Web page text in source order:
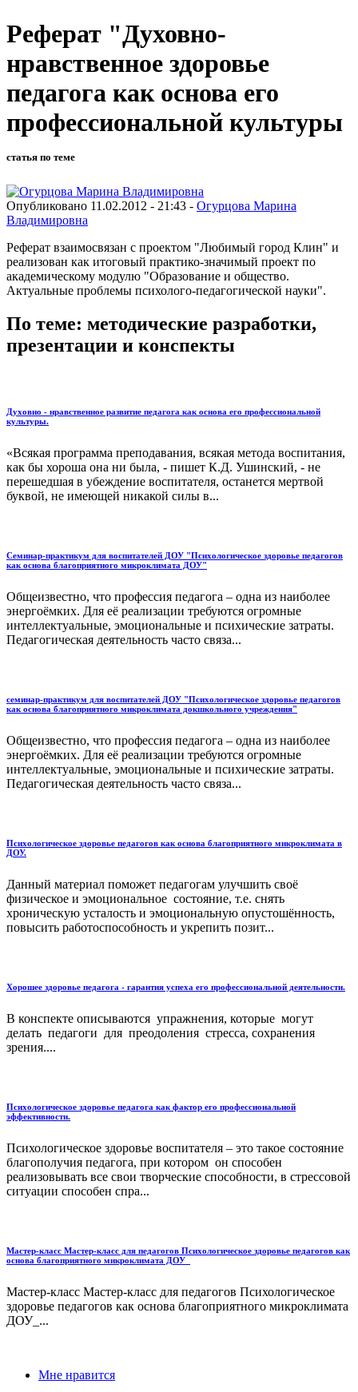
Реферат "Духовно-
нравственное здоровье
педагога как основа его
профессиональной культуры
статья по теме
Опубликовано 11.02.2012 - 21:43 - Огурцова Марина
Владимировна
Реферат взаимосвязан с проектом "Любимый город Клин" и
реализован как итоговый практико-значимый проект по
академическому модулю "Образование и общество.
Актуальные проблемы психолого-педагогической науки".
По теме: методические разработки,
презентации и конспекты
Духовно - нравственное развитие педагога как основа его профессиональной
культуры.
«Всякая программа преподавания, всякая метода воспитания,
как бы хороша она ни была, - пишет К.Д. Ушинский, - не
перешедшая в убеждение воспитателя, останется мертвой
буквой, не имеющей никакой силы в...
Семинар-практикум для воспитателей ДОУ "Психологическое здоровье педагогов
как основа благоприятного микроклимата ДОУ"
Общеизвестно, что профессия педагога – одна из наиболее
энергоёмких. Для её реализации требуются огромные
интеллектуальные, эмоциональные и психические затраты.
Педагогическая деятельность часто связа...
семинар-практикум для воспитателей ДОУ "Психологическое здоровье педагогов
как основа благоприятного микроклимата докшкольного учреждения"
Общеизвестно, что профессия педагога – одна из наиболее
энергоёмких. Для её реализации требуются огромные
интеллектуальные, эмоциональные и психические затраты.
Педагогическая деятельность часто связа...
Психологическое здоровье педагогов как основа благоприятного микроклимата в
ДОУ.
Данный материал поможет педагогам улучшить своё
физическое и эмоциональное состояние, т.е. снять
хроническую усталость и эмоциональную опустошённость,
повысить работоспособность и укрепить позит...
Хорошее здоровье педагога - гарантия успеха его профессиональной деятельности.
В конспекте описываются упражнения, которые могут
делать педагоги для преодоления стресса, сохранения
зрения....
Психологическое здоровье педагога как фактор его профессиональной
эффективности.
Психологическое здоровье воспитателя – это такое состояние
благополучия педагога, при котором он способен
реализовывать все свои творческие способности, в стрессовой
ситуации способен спра...
Мастер-класс Мастер-класс для педагогов Психологическое здоровье педагогов как
основа благоприятного микроклимата ДОУ_
Мастер-класс Мастер-класс для педагогов Психологическое
здоровье педагогов как основа благоприятного микроклимата
ДОУ_...
Мне нравится